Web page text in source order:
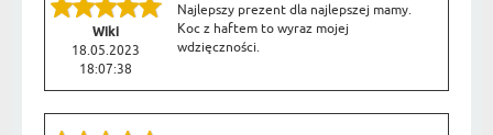
Wiki
18.05.2023
18:07:38
Najlepszy prezent dla najlepszej mamy.
Koc z haftem to wyraz mojej
wdzięczności.